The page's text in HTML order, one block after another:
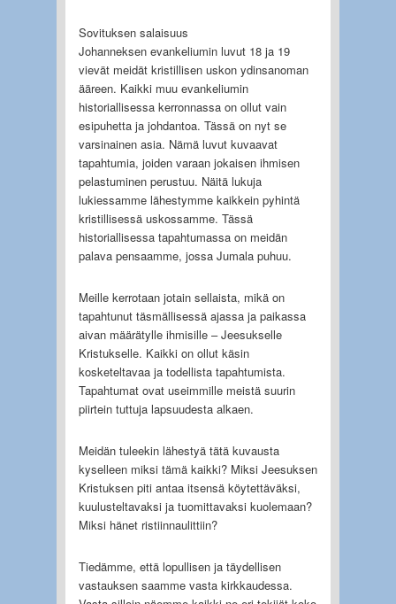
Sovituksen salaisuus
Johanneksen evankeliumin luvut 18 ja 19
vievät meidät kristillisen uskon ydinsanoman
ääreen. Kaikki muu evankeliumin
historiallisessa kerronnassa on ollut vain
esipuhetta ja johdantoa. Tässä on nyt se
varsinainen asia. Nämä luvut kuvaavat
tapahtumia, joiden varaan jokaisen ihmisen
pelastuminen perustuu. Näitä lukuja
lukiessamme lähestymme kaikkein pyhintä
kristillisessä uskossamme. Tässä
historiallisessa tapahtumassa on meidän
palava pensaamme, jossa Jumala puhuu.
Meille kerrotaan jotain sellaista, mikä on
tapahtunut täsmällisessä ajassa ja paikassa
aivan määrätylle ihmisille – Jeesukselle
Kristukselle. Kaikki on ollut käsin
kosketeltavaa ja todellista tapahtumista.
Tapahtumat ovat useimmille meistä suurin
piirtein tuttuja lapsuudesta alkaen.
Meidän tuleekin lähestyä tätä kuvausta
kyselleen miksi tämä kaikki? Miksi Jeesuksen
Kristuksen piti antaa itsensä köytettäväksi,
kuulusteltavaksi ja tuomittavaksi kuolemaan?
Miksi hänet ristiinnaulittiin?
Tiedämme, että lopullisen ja täydellisen
vastauksen saamme vasta kirkkaudessa.